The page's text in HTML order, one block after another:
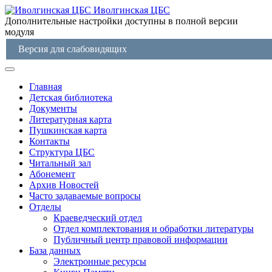
Иволгинская ЦБС
Дополнительные настройки доступны в полной версии
модуля
Версия для слабовидящих
Главная
Детская библиотека
Документы
Литературная карта
Пушкинская карта
Контакты
Структура ЦБС
Читальный зал
Абонемент
Архив Новостей
Часто задаваемые вопросы
Отделы
Краеведческий отдел
Отдел комплектования и обработки литературы
Публичный центр правовой информации
База данных
Электронные ресурсы